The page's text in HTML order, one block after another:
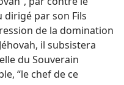
dirigé par son Fils
de la domination
il subsistera
du Souverain
“le chef de ce